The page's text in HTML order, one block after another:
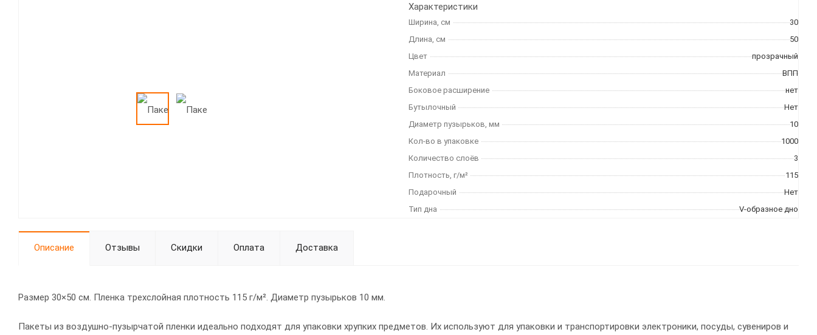
Характеристики
Ширина, см
30
Длина, см
50
Цвет
прозрачный
Материал
ВПП
Боковое расширение
нет
Бутылочный
Нет
Диаметр пузырьков, мм
10
Кол-во в упаковке
1000
Количество слоёв
3
Плотность, г/м²
115
Подарочный
Нет
Тип дна
V-образное дно
Описание Отзывы Скидки Оплата Доставка
Размер 30×50 см. Пленка трехслойная плотность 115 г/м². Диаметр пузырьков 10 мм.
Пакеты из воздушно-пузырчатой пленки идеально подходят для упаковки хрупких предметов. Их используют для упаковки и транспортировки электроники, посуды, сувениров и